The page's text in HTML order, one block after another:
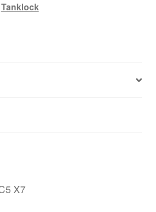
Tanklock
X7